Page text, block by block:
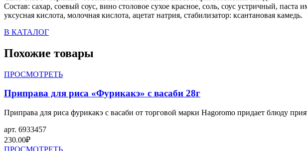
Состав: сахар, соевый соус, вино столовое сухое красное, соль, соус устричный,
уксусная кислота, молочная кислота, ацетат натрия, стабилизатор: ксантановая камедь.
В КАТАЛОГ
Похожие товары
ПРОСМОТРЕТЬ
Приправа для риса «Фурикакэ» с васаби 28г
Приправа для риса фурикакэ с васаби от торговой марки Hagoromo придает блюду
арт. 6933457
230.00₽